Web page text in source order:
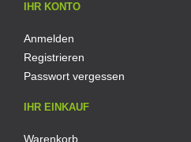
IHR KONTO
Anmelden
Registrieren
Passwort vergessen
IHR EINKAUF
Warenkorb